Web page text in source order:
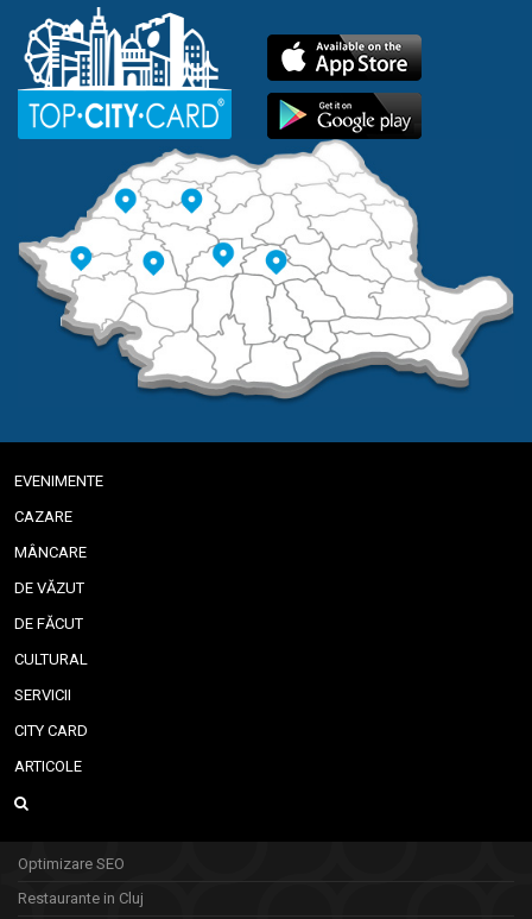
EVENIMENTE
CAZARE
MÂNCARE
DE VĂZUT
DE FĂCUT
CULTURAL
SERVICII
CITY CARD
ARTICOLE
Optimizare SEO
Restaurante in Cluj